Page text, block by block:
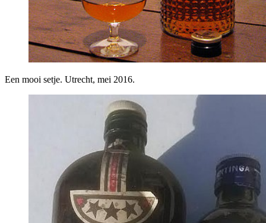
Een mooi setje. Utrecht, mei 2016.